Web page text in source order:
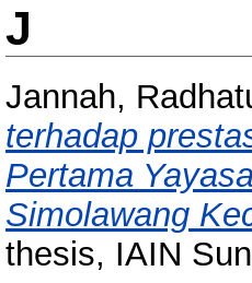
J
Jannah,
terhadap
Pertama
Simolawang
thesis, IAIN